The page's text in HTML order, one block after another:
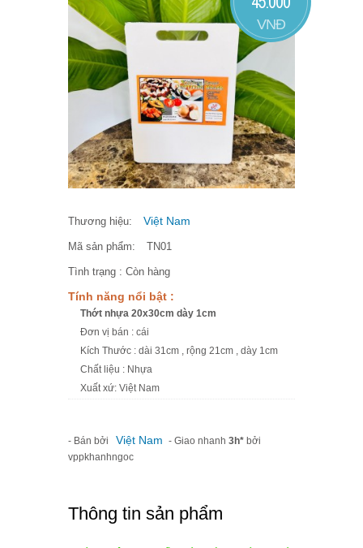
VNĐ
Thương hiệu: Việt Nam
Mã sản phẩm: TN01
Tình trạng : Còn hàng
Tính năng nổi bật :
Thớt nhựa 20x30cm dày 1cm
Đơn vị bán : cái
Kích Thước : dài 31cm , rộng 21cm , dày 1cm
Chất liệu : Nhựa
Xuất xứ: Việt Nam
- Bán bởi Việt Nam - Giao nhanh 3h* bởi
vppkhanhngoc
Thông tin sản phẩm